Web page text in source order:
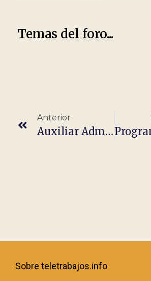
Temas del foro...
Anterior
Auxiliar Administrativo
Sobre teletrabajos.info